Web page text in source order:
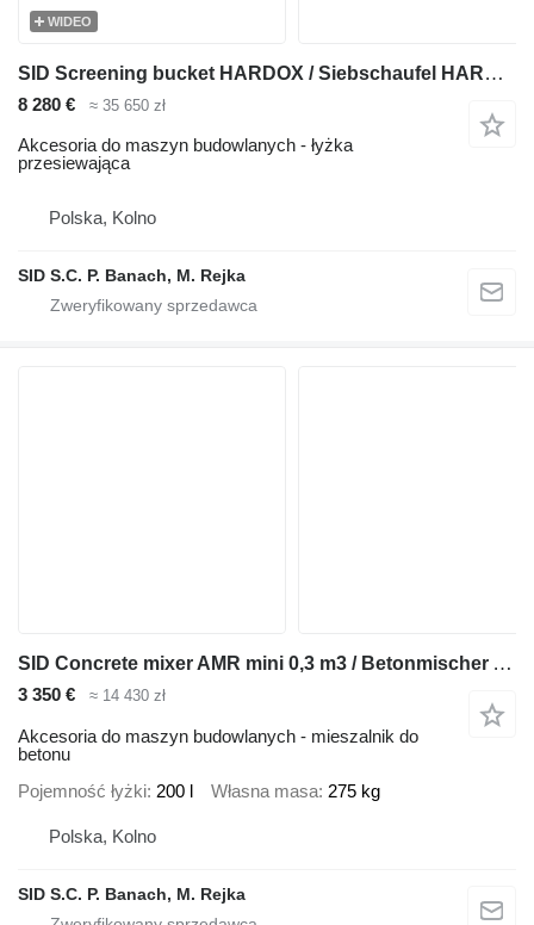
WIDEO
SID Screening bucket HARDOX / Siebschaufel HARDOX / Godet HARDOX 0,2
8 280 € ≈ 35 650 zł
Akcesoria do maszyn budowlanych - łyżka
przesiewająca
Polska, Kolno
SID S.C. P. Banach, M. Rejka
SID Concrete mixer AMR mini 0,3 m3 / Betonmischer AMR Mini 0,3 m2 (M
3 350 € ≈ 14 430 zł
Akcesoria do maszyn budowlanych - mieszalnik do
betonu
Pojemność łyżki 200 l Własna masa 275 kg
Polska, Kolno
SID S.C. P. Banach, M. Rejka